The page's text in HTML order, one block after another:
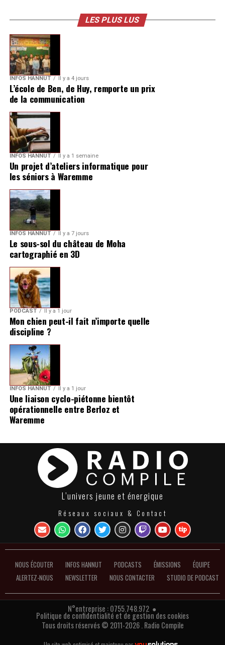
LES PLUS LUS
INFOS HANNUT Il y a 4 jours
L’école de Ben, de Huy, remporte un prix
de la communication
INFOS HANNUT Il y a 1 semaine
Un projet d’ateliers informatique pour
les séniors à Waremme
INFOS HANNUT Il y a 7 jours
Le sous-sol du château de Moha
cartographié en 3D
PODCAST Il y a 1 jour
Mon chien peut-il fait n’importe quelle
discipline ?
INFOS HANNUT Il y a 1 jour
Une liaison cyclo-piétonne bientôt
opérationnelle entre Berloz et
Waremme
L’univers jeune et énergique
Réseaux sociaux & Contact
NOUS ÉCOUTER INFOS HANNUT PODCASTS ÉMISSIONS
ÉQUIPE
ALERTEZ-NOUS
NEWSLETTER NOUS CONTACTER STUDIO DE PODCAST
N°entreprise : 0755.748.972 ●
Politique de confidentialité et de gestion des cookies
Tous droits réservés © 2011-2026 . Radio Compile